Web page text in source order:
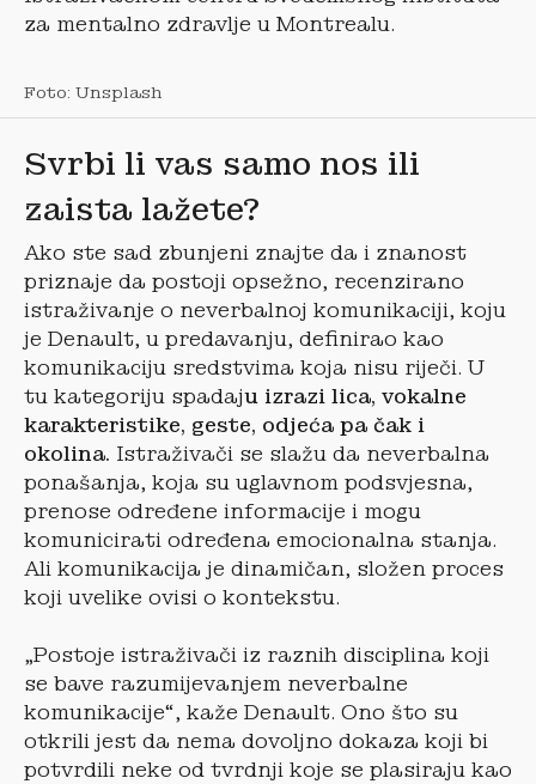
za mentalno zdravlje u Montrealu.
Foto: Unsplash
Svrbi li vas samo nos ili
zaista lažete?
Ako ste sad zbunjeni znajte da i znanost
priznaje da postoji opsežno, recenzirano
istraživanje o neverbalnoj komunikaciji, koju
je Denault, u predavanju, definirao kao
komunikaciju sredstvima koja nisu riječi. U
tu kategoriju spadaju izrazi lica, vokalne
karakteristike, geste, odjeća pa čak i
okolina. Istraživači se slažu da neverbalna
ponašanja, koja su uglavnom podsvjesna,
prenose određene informacije i mogu
komunicirati određena emocionalna stanja.
Ali komunikacija je dinamičan, složen proces
koji uvelike ovisi o kontekstu.
„Postoje istraživači iz raznih disciplina koji
se bave razumijevanjem neverbalne
komunikacije“, kaže Denault. Ono što su
otkrili jest da nema dovoljno dokaza koji bi
potvrdili neke od tvrdnji koje se plasiraju kao